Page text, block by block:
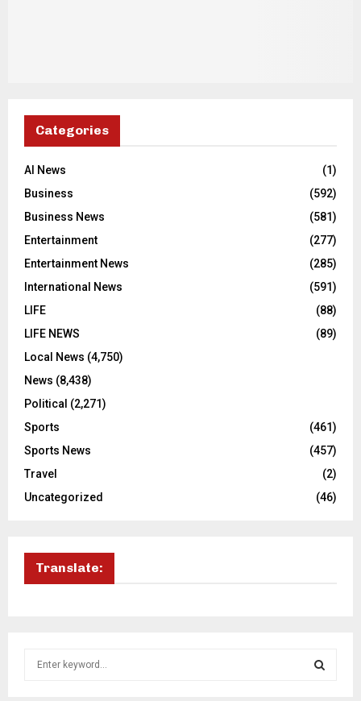
Categories
AI News
(1)
Business
(592)
Business News
(581)
Entertainment
(277)
Entertainment News
(285)
International News
(591)
LIFE
(88)
LIFE NEWS
(89)
Local News (4,750)
News (8,438)
Political (2,271)
Sports
(461)
Sports News
(457)
Travel
(2)
Uncategorized
(46)
Translate: